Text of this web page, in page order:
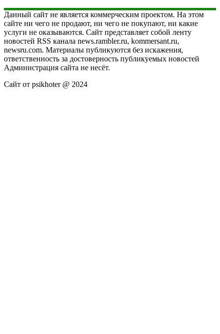
Данный сайт не является коммерческим проектом. На этом
сайте ни чего не продают, ни чего не покупают, ни какие
услуги не оказываются. Сайт представляет собой ленту
новостей RSS канала news.rambler.ru, kommersant.ru,
newsru.com. Материалы публикуются без искажения,
ответственность за достоверность публикуемых новостей
Администрация сайта не несёт.
Сайт от psikhoter @ 2024